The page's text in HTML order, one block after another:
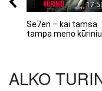
Se7en – kai tamsa
tampa meno kūriniu
ALKO